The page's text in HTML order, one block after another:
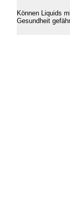
Können Liquids
Gesundheit